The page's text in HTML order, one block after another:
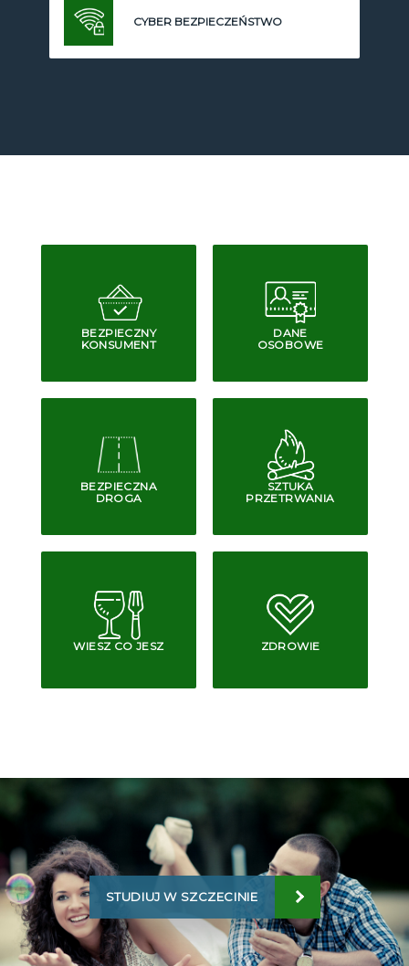
CYBER BEZPIECZEŃSTWO
BEZPIECZNY
KONSUMENT
DANE
OSOBOWE
BEZPIECZNA
DROGA
SZTUKA
PRZETRWANIA
WIESZ CO JESZ ZDROWIE
STUDIUJ W SZCZECINIE